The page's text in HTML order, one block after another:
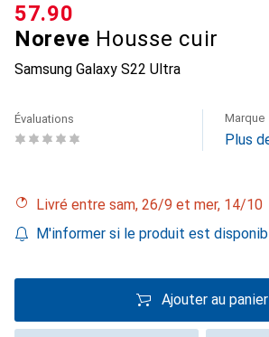
Noreve Housse cuir
Samsung Galaxy S22 Ultra
CHF
57.90
Évaluations Marque
Plus
Livré entre sam, 26/9 et mer, 14/10
M'informer si le produit est
Ajouter au panier